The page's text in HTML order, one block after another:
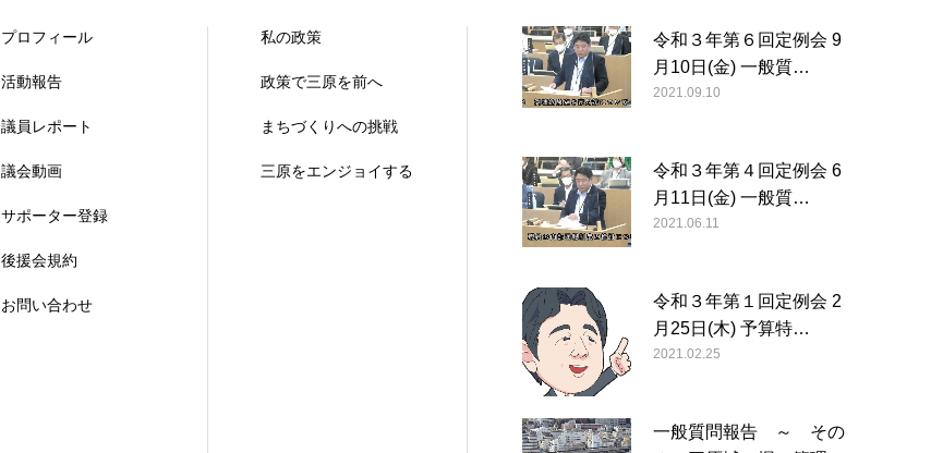
プロフィール
活動報告
議員レポート
議会動画
サポーター登録
後援会規約
お問い合わせ
私の政策
政策で三原を前へ
まちづくりへの挑戦
三原をエンジョイする
令和３年第６回定例会 9
月10日(金) 一般質…
2021.09.10
令和３年第４回定例会 6
月11日(金) 一般質…
2021.06.11
令和３年第１回定例会 2
月25日(木) 予算特…
2021.02.25
一般質問報告 ～ その